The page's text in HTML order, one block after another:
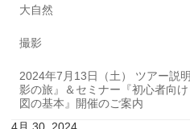
大自然
撮影
2024年7月13日（土） ツアー説
影の旅』＆セミナー『初心者向
図の基本』開催のご案内